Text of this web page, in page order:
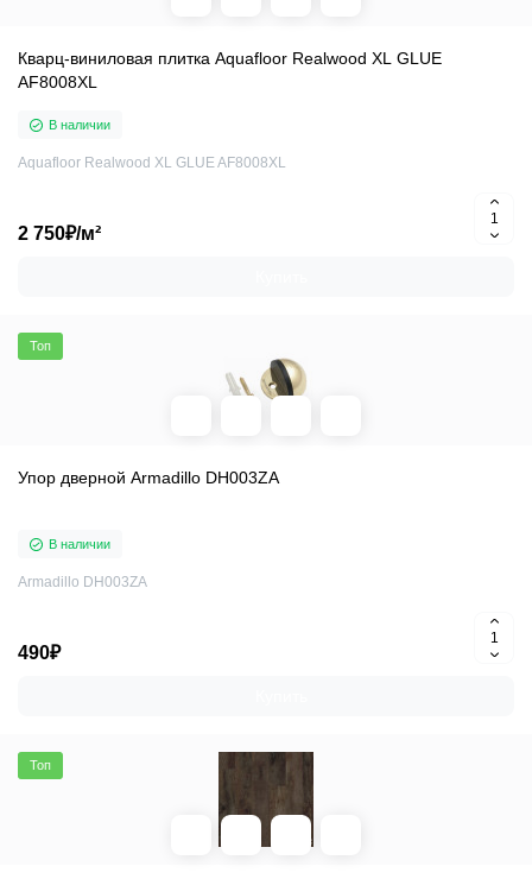
Кварц-виниловая плитка Aquafloor Realwood XL GLUE
AF8008XL
В наличии
Aquafloor Realwood XL GLUE AF8008XL
2 750₽/м²
Топ
Упор дверной Armadillo DH003ZA
В наличии
Armadillo DH003ZA
490₽
Топ